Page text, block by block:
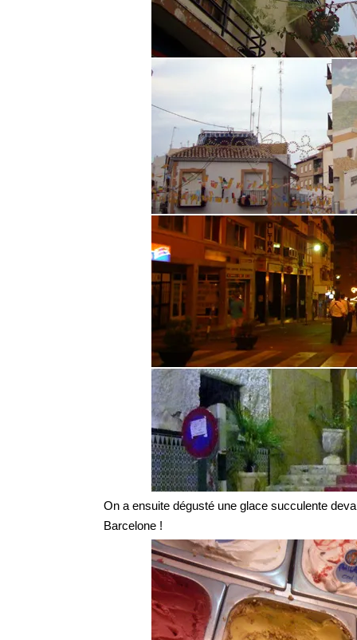
On a ensuite dégusté une glace succulente
Barcelone !